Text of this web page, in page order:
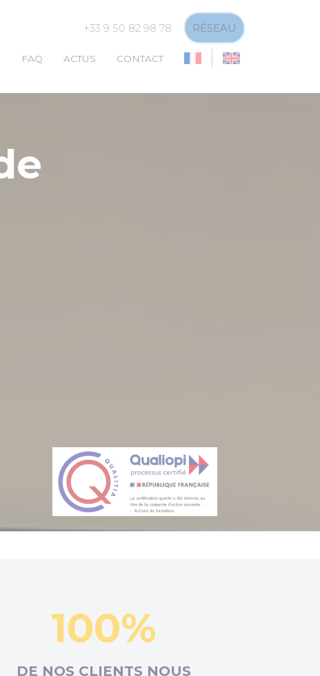
+33 9 50 82 98 78 RÉSEAU
FAQ ACTUS CONTACT
100%
DE NOS CLIENTS NOUS